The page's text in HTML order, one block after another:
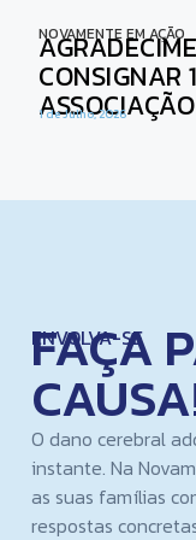
NOVAMENTE EM AÇÃO
CONSIGNAR
1 de Julho, 2026
ENVOLVA-SE
FAÇA
O dano cerebral
instante. Na
as suas famílias
respostas